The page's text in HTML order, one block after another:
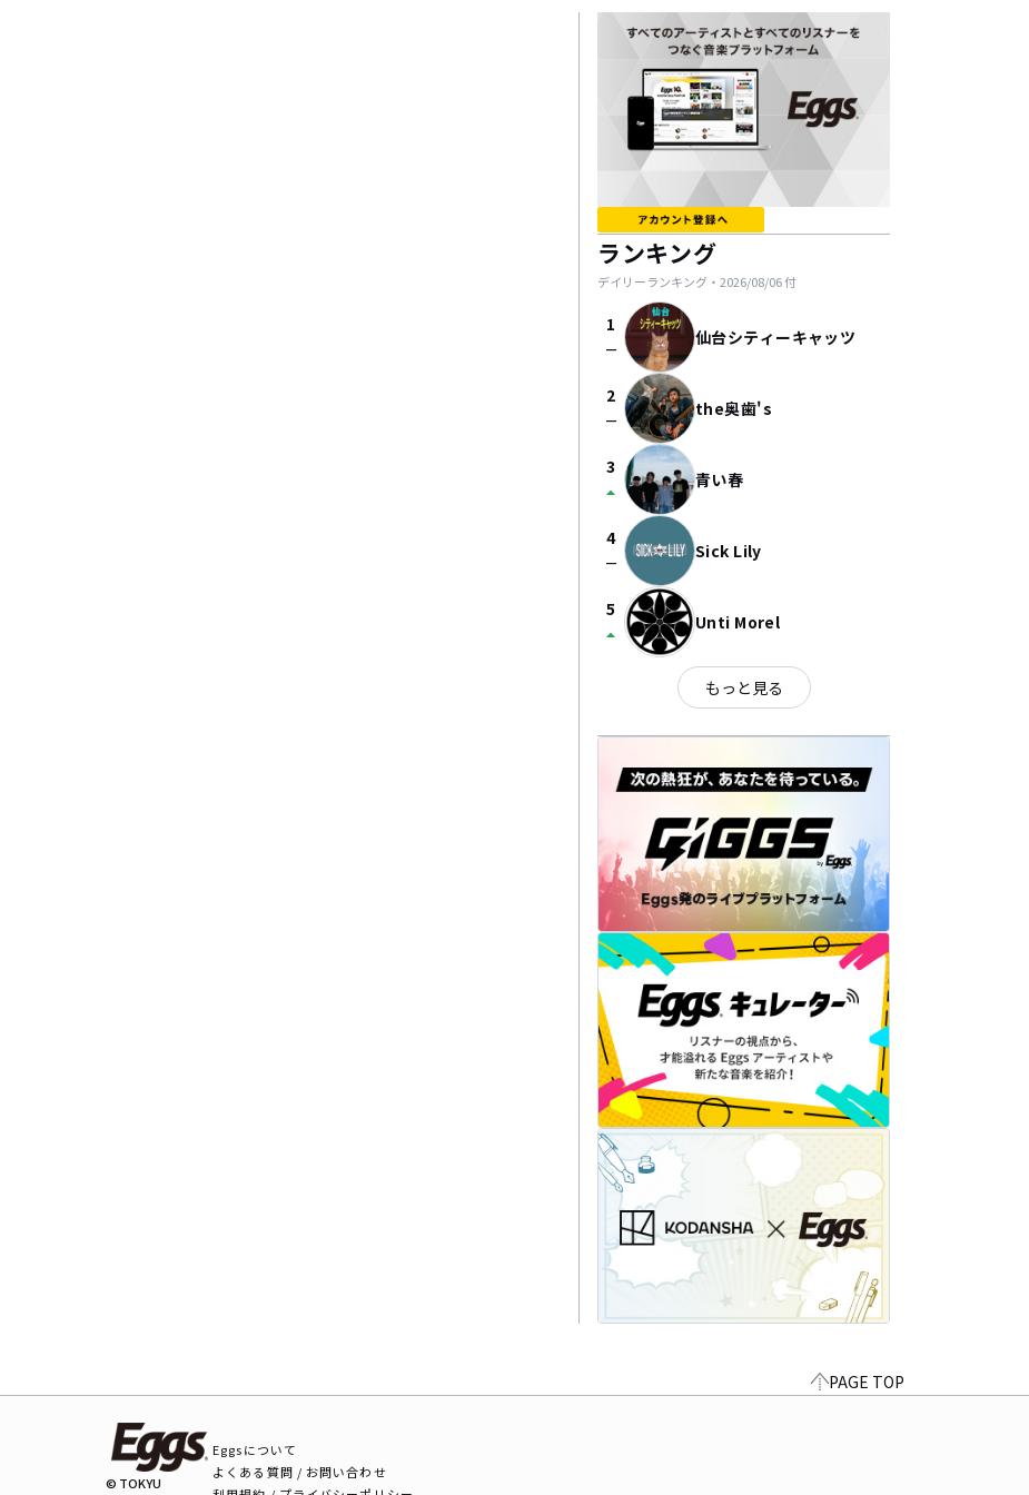
ランキング
デイリーランキング・ 2026/08/06付
1
check_indeterminate_small 仙台シティーキャッツ
2
check_indeterminate_small the奥歯's
3
arrow_drop_up 青い春
4
check_indeterminate_small Sick Lily
5
arrow_drop_up Unti Morel
もっと見る
PAGE TOP
© TOKYU
Eggsについて
よくある質問 / お問い合わせ